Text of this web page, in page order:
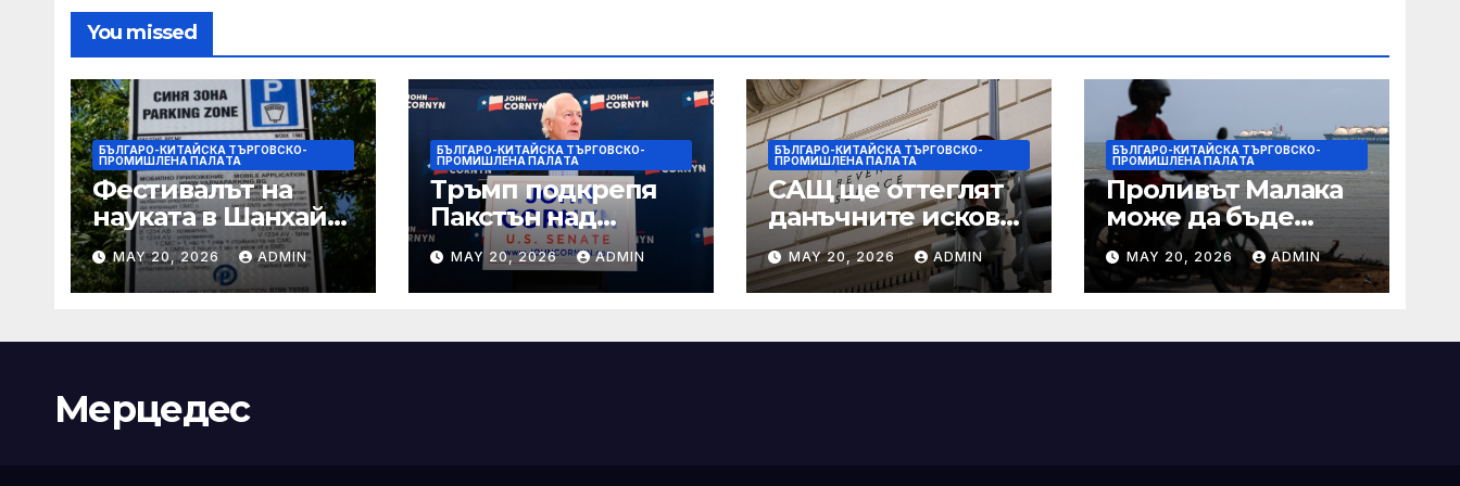
You missed
БЪЛГАРО-КИТАЙСКА ТЪРГОВСКО-
ПРОМИШЛЕНА ПАЛAТА
Фестивалът на
науката в Шанхай
2026 обещава
вълнуващи
научно-
иновации
MAY 20, 2026 ADMIN
БЪЛГАРО-КИТАЙСКА ТЪРГОВСКО-
ПРОМИШЛЕНА ПАЛAТА
Тръмп подкрепя
Пакстън над
Корнин за сенатор
от Тексас в
шокираща
MAY 20, 2026 ADMIN
БЪЛГАРО-КИТАЙСКА ТЪРГОВСКО-
ПРОМИШЛЕНА ПАЛAТА
САЩ ще оттеглят
данъчните искове
срещу Тръмп
„завинаги“ в
сделката за
MAY 20, 2026 ADMIN
БЪЛГАРО-КИТАЙСКА ТЪРГОВСКО-
ПРОМИШЛЕНА ПАЛAТА
Проливът Малака
може да бъде
следващата точка,
ако Азия не
внимава
MAY 20, 2026 ADMIN
Мерцедес